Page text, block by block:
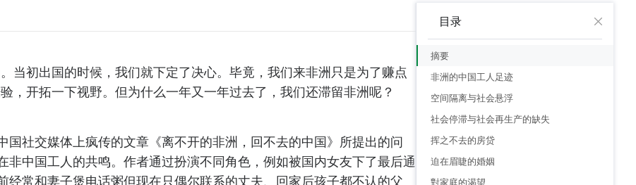
当初出国的时候，我们就下定了决心。毕竟，我们来非洲只是为了赚点
，开拓一下视野。但为什么一年又一年过去了，我们还滞留非洲呢？
国社交媒体上疯传的文章《离不开的非洲，回不去的中国》所提出的问
非中国工人的共鸣。作者通过扮演不同角色，例如被国内女友下了最后通
经常和妻子煲电话粥但现在只偶尔联系的丈夫、回家后孩子都不认的父
目录
摘要
非洲的中国工人足迹
空间隔离与社会悬浮
社会停滞与社会再生产的缺失
挥之不去的房贷
迫在眉睫的婚姻
對家庭的渴望